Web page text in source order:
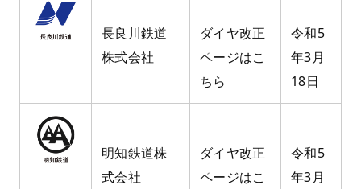
長良川鉄道
株式会社
ダイヤ改正
ページはこ
ちら
令和5
年3月
18日
明知鉄道株
式会社
ダイヤ改正
ページはこ
令和5
年3月